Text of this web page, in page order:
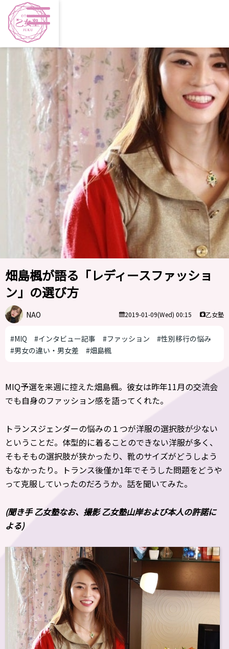
畑島楓が語る「レディースファッショ
ン」の選び方
NAO 2019-01-09(Wed) 00:15 乙女塾
#MIQ #インタビュー記事 #ファッション
#性別移行の悩み
#男女の違い・男女差
#畑島楓
MIQ予選を来週に控えた畑島楓。彼女は昨年11月の交流会
でも自身のファッション感を語ってくれた。
トランスジェンダーの悩みの１つが洋服の選択肢が少ない
ということだ。体型的に着ることのできない洋服が多く、
そもそもの選択肢が狭かったり、靴のサイズがどうしよう
もなかったり。トランス後僅か1年でそうした問題をどうや
って克服していったのだろうか。話を聞いてみた。
(聞き手 乙女塾なお、撮影 乙女塾山岸および本人の許諾に
よる)